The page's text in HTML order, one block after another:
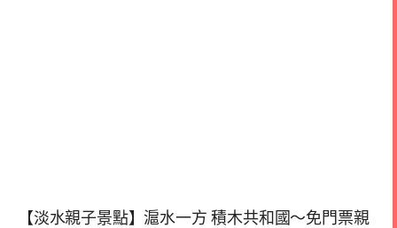
【淡水親子景點】滬水一方 積木共和國～免門票親